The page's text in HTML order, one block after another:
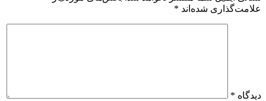
علامت‌گذاری شده‌اند *
دیدگاه *